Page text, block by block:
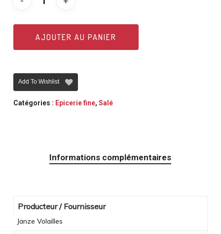
AJOUTER AU PANIER
Add To Wishlist
Catégories : Epicerie fine, Salé
Informations complémentaires
Producteur / Fournisseur
Janze Volailles